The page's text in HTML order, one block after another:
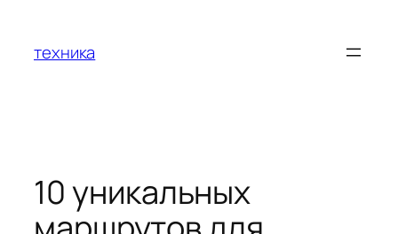
содержимому
техника
10 уникальных